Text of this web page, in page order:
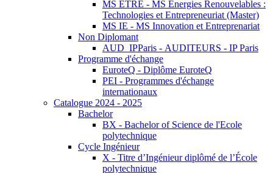
MS ETRE - MS Energies Renouvelables :
Technologies et Entrepreneuriat (Master)
MS IE - MS Innovation et Entreprenariat
Non Diplomant
AUD_IPParis - AUDITEURS - IP Paris
Programme d'échange
EuroteQ - Diplôme EuroteQ
PEI - Programmes d'échange
internationaux
Catalogue 2024 - 2025
Bachelor
BX - Bachelor of Science de l'Ecole
polytechnique
Cycle Ingénieur
X - Titre d’Ingénieur diplômé de l’École
polytechnique